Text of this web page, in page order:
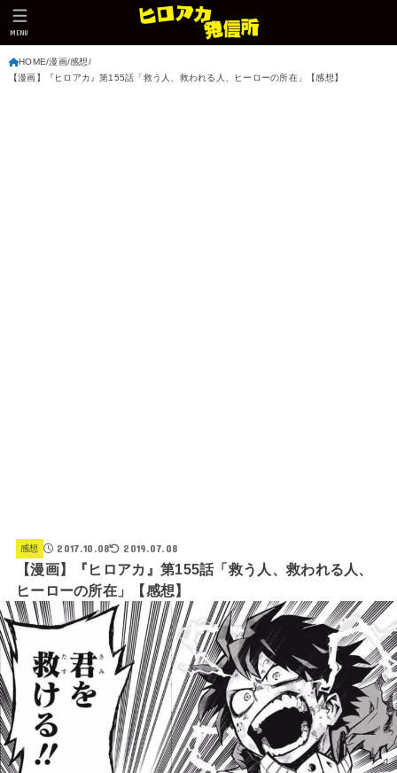
MENU
HOME 漫画 感想
【漫画】『ヒロアカ』第155話「救う人、救われる人、ヒーローの所在」【感想】
感想 2017.10.08 2019.07.08
【漫画】『ヒロアカ』第155話「救う人、救われる人、
ヒーローの所在」【感想】